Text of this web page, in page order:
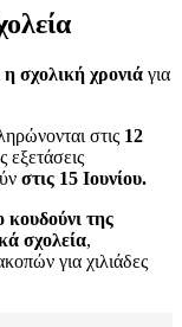
σχολική χρονιά για
στις 12
εξετάσεις
στις 15 Ιουνίου.
κουδούνι της
σχολεία,
για χιλιάδες